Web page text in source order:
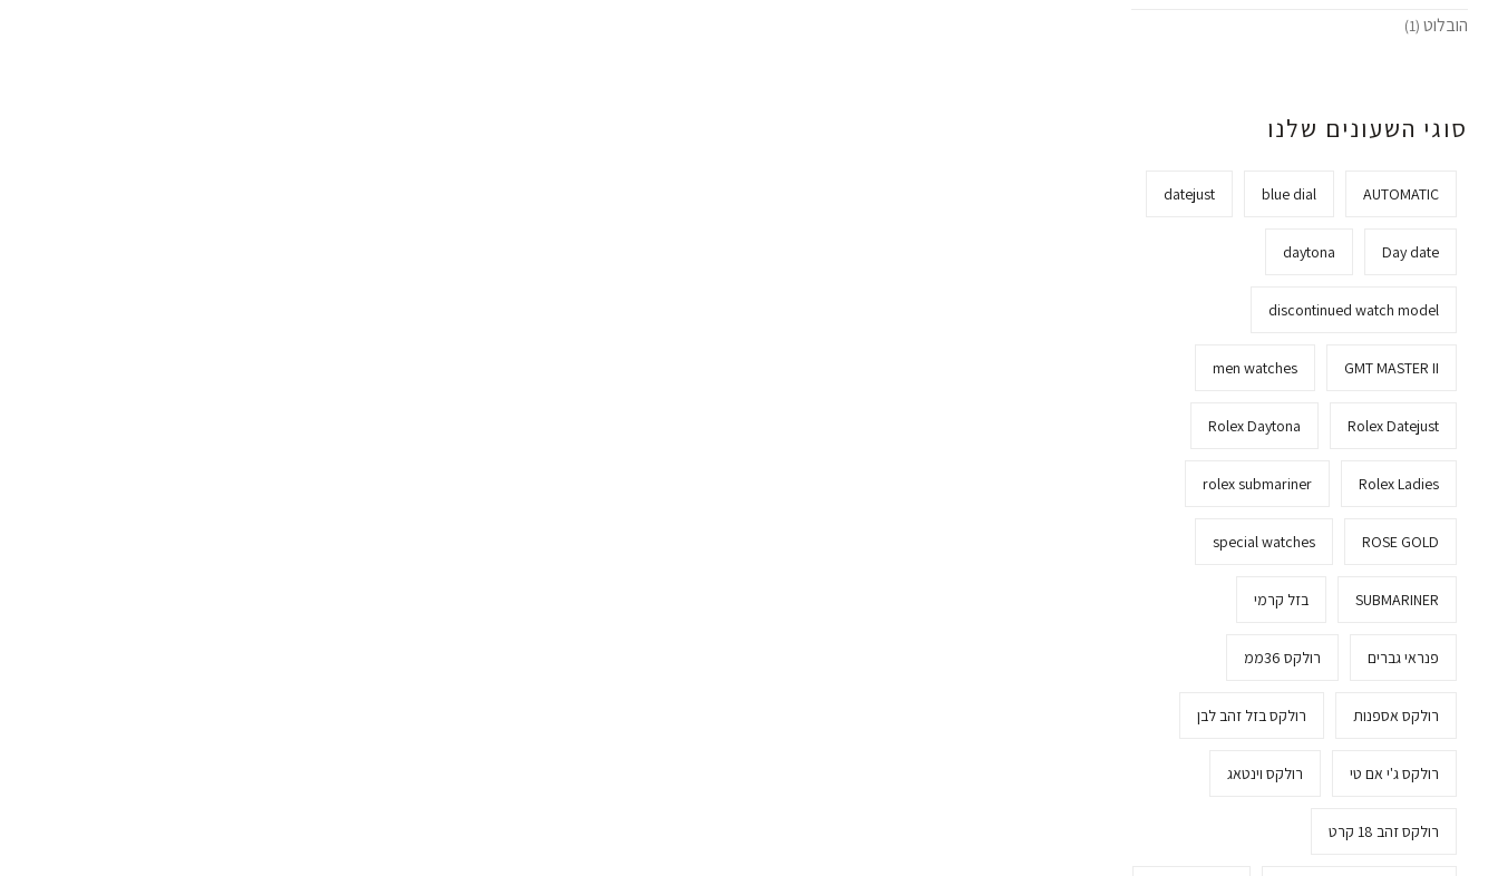
הובלוט (1)
סוגי השעונים שלנו
AUTOMATIC
blue dial
datejust
Day date
daytona
discontinued watch model
GMT MASTER II
men watches
Rolex Datejust
Rolex Daytona
Rolex Ladies
rolex submariner
ROSE GOLD
special watches
SUBMARINER בזל קרמי
פנראי גברים רולקס 36ממ
רולקס אספנות רולקס בזל זהב לבן
רולקס ג'י אם טי רולקס וינטאג
רולקס זהב 18 קרט